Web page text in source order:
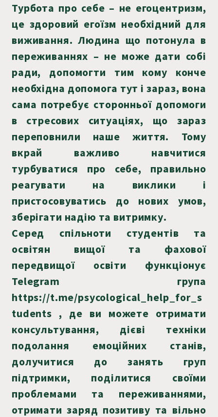
Турбота про себе – не егоцентризм,
це здоровий егоїзм необхідний для
виживання. Людина що потонула в
переживаннях – не може дати собі
ради, допомогти тим кому конче
необхідна допомога тут і зараз, вона
сама потребує сторонньої допомоги
в стресових ситуаціях, що зараз
переповнили наше життя. Тому
вкрай важливо навчитися
турбуватися про себе, правильно
реагувати на виклики і
пристосовуватись до нових умов,
зберігати надію та витримку.
Серед спільноти студентів та
освітян вищої та фахової
передвищої освіти функціонує
Telegram група
https://t.me/psycological_help_for_s
tudents , де ви можете отримати
консультування, дієві техніки
подолання емоційних станів,
долучитися до занять груп
підтримки, поділитися своїми
проблемами та переживаннями,
отримати заряд позитиву та вільно